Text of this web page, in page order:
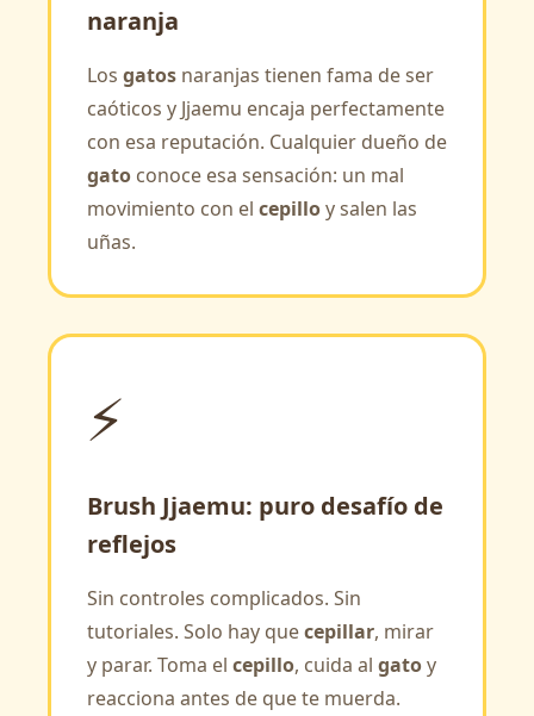
naranja
Los gatos naranjas tienen fama de ser
caóticos y Jjaemu encaja perfectamente
con esa reputación. Cualquier dueño de
gato conoce esa sensación: un mal
movimiento con el cepilloy salen las
uñas.
⚡
Brush Jjaemu: puro desafío de
reflejos
Sin controles complicados. Sin
tutoriales. Solo hay quecepillar, mirar
y parar. Toma el cepillo, cuida al gatoy
reacciona antes de que te muerda.